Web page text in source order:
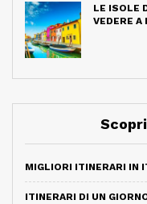
LE ISOLE
VEDERE A
MIGLIORI ITINERARI IN
ITINERARI DI UN